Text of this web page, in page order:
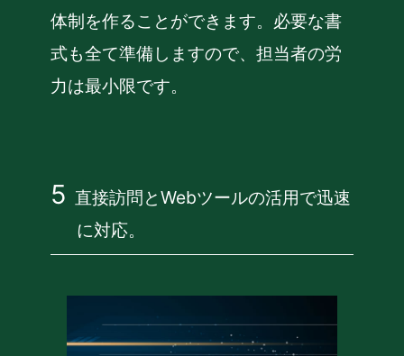
体制を作ることができます。 必要な書
式も全て準備しますので、担当者の労
力は最小限です。
直接訪問とWebツールの活用で迅速
に対応。